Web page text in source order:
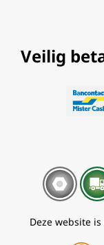
Veilig
Deze website